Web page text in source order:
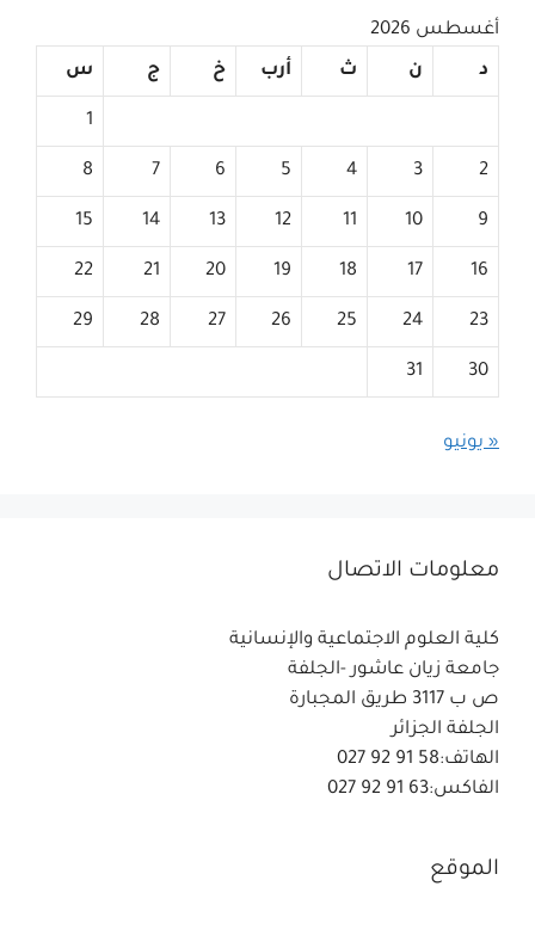
أغسطس 2026
د
ن ث أرب خ ج س
1
2
3
4
5
6
7
8
9
10
11
12
13
14
15
16
17
18
19
20
21
22
23
24
25
26
27
28
29
30
31
« يونيو
معلومات الاتصال
كلية العلوم الاجتماعية والإنسانية
جامعة زيان عاشور -الجلفة
ص ب 3117 طريق المجبارة
الجلفة الجزائر
الهاتف:58 91 92 027
الفاكس:63 91 92 027
الموقع